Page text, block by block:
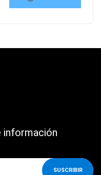
información
SUSCRIBIR